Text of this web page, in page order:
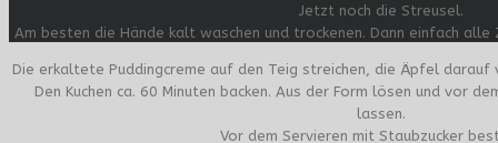
Jetzt noch die Streusel.
Am besten die Hände kalt waschen und trockenen. Dann einfach
Die erkaltete Puddingcreme auf den Teig streichen, die Äpfel darauf
Den Kuchen ca. 60 Minuten backen. Aus der Form lösen und vor
lassen.
Vor dem Servieren mit Staubzucker